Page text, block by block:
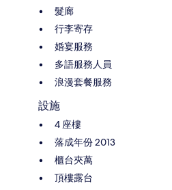
髮廊
行李寄存
婚宴服務
多語服務人員
浪漫套餐服務
設施
4 座樓
落成年份 2013
櫃台夾萬
頂樓露台